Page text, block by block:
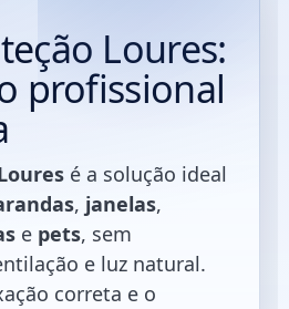
Loures:
profissional
é a solução ideal
, janelas,
e pets, sem
e luz natural.
correta e o